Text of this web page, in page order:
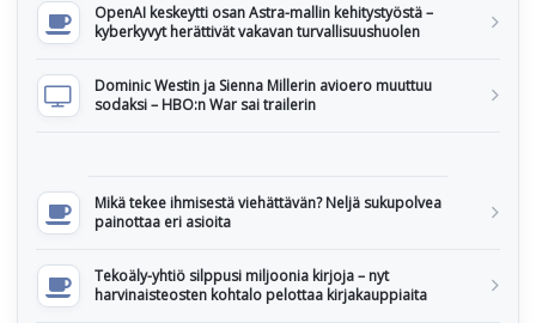
OpenAI keskeytti osan Astra-mallin kehitystyöstä –
kyberkyvyt herättivät vakavan turvallisuushuolen
Dominic Westin ja Sienna Millerin avioero muuttuu
sodaksi – HBO:n War sai trailerin
Mikä tekee ihmisestä viehättävän? Neljä sukupolvea
painottaa eri asioita
Tekoäly-yhtiö silppusi miljoonia kirjoja – nyt
harvinaisteosten kohtalo pelottaa kirjakauppiaita